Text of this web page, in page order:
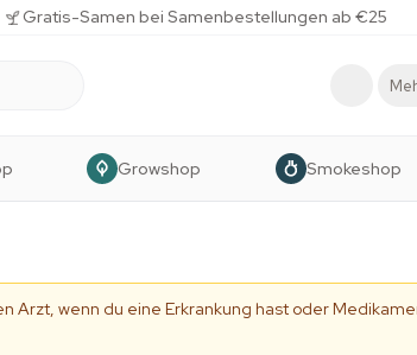
Gratis-Samen bei Samenbestellungen ab €25
Growshop Smokeshop
Arzt, wenn du eine Erkrankung hast oder